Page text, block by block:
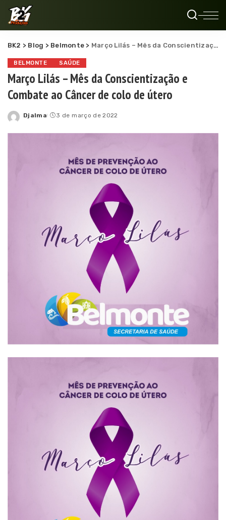
BK2 > Blog > Belmonte > Março Lilás – Mês da Conscientização e Combate ao Câncer de colo de útero
BELMONTE SAÚDE
Março Lilás – Mês da Conscientização e
Combate ao Câncer de colo de útero
Posted
Djalma 3 de março de 2022